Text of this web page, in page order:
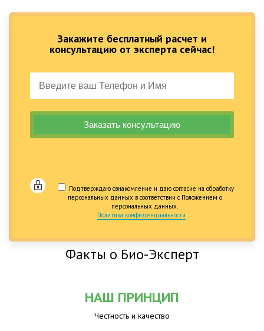
Закажите бесплатный расчет и
консультацию от эксперта сейчас!
Подтверждаю ознакомление и даю согласие на обработку
персональных данных в соответствии с Положением о
персональных данных.
Политика конфиденциальности
Факты о Био-Эксперт
НАШ ПРИНЦИП
Честность и качество